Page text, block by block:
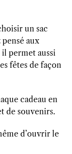
un sac
aux
permet aussi
fêtes de façon
cadeau en
de souvenirs.
d’ouvrir le